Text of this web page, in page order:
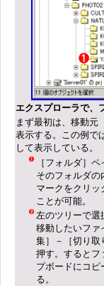
エクスプローラで、
まず最初は、移動元
表示する。この例で
して表示している。
［フォルダ］
そのフォルダの
マークをクリッ
ことが可能。
左のツリーで選
移動したいファ
集］－［切り取
押す。するとフ
プボードにコピ
る。